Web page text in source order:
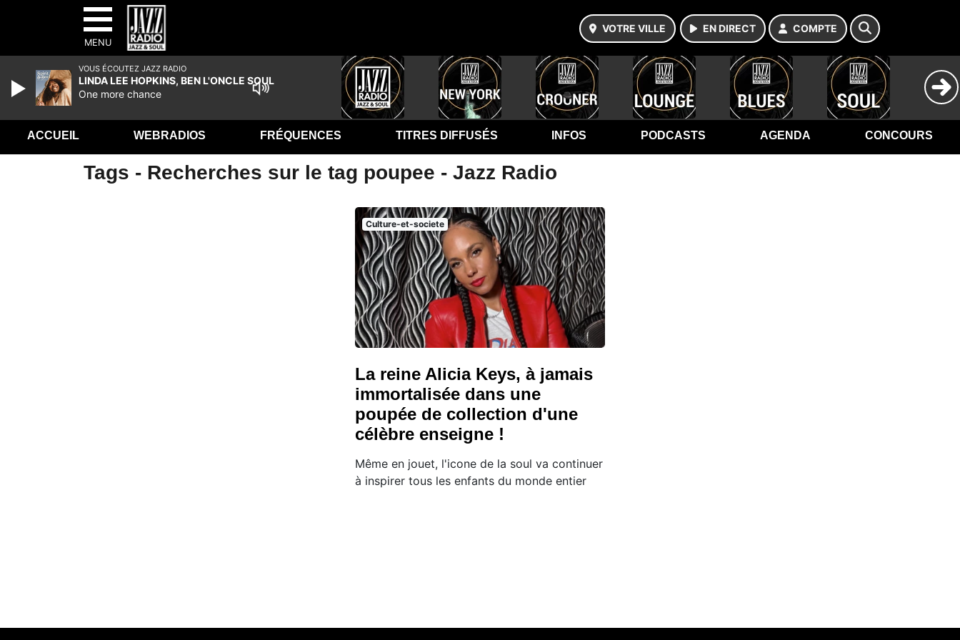
MENU
VOTRE VILLE EN DIRECT COMPTE
ACCUEIL WEBRADIOS FRÉQUENCES TITRES DIFFUSÉS INFOS PODCASTS AGENDA CONCOURS
Tags - Recherches sur le tag poupee - Jazz Radio
Culture-et-societe
La reine Alicia Keys, à jamais
immortalisée dans une
poupée de collection d'une
célèbre enseigne !
Même en jouet, l'icone de la soul va continuer
à inspirer tous les enfants du monde entier
VOUS ÉCOUTEZ JAZZ RADIO
LINDA LEE HOPKINS, BEN L'ONCLE SOUL
One more chance